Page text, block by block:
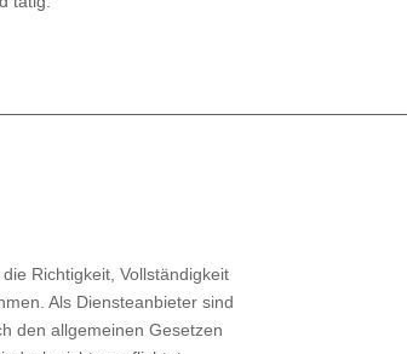
Richtigkeit, Vollständigkeit
Als Diensteanbieter sind
den allgemeinen Gesetzen